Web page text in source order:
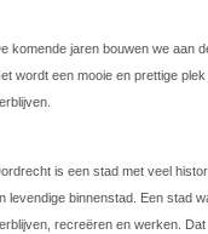
komende jaren bouwen we aan
wordt een mooie en prettige
is een stad met veel
levendige binnenstad. Een stad
recreëren en werken. Dat